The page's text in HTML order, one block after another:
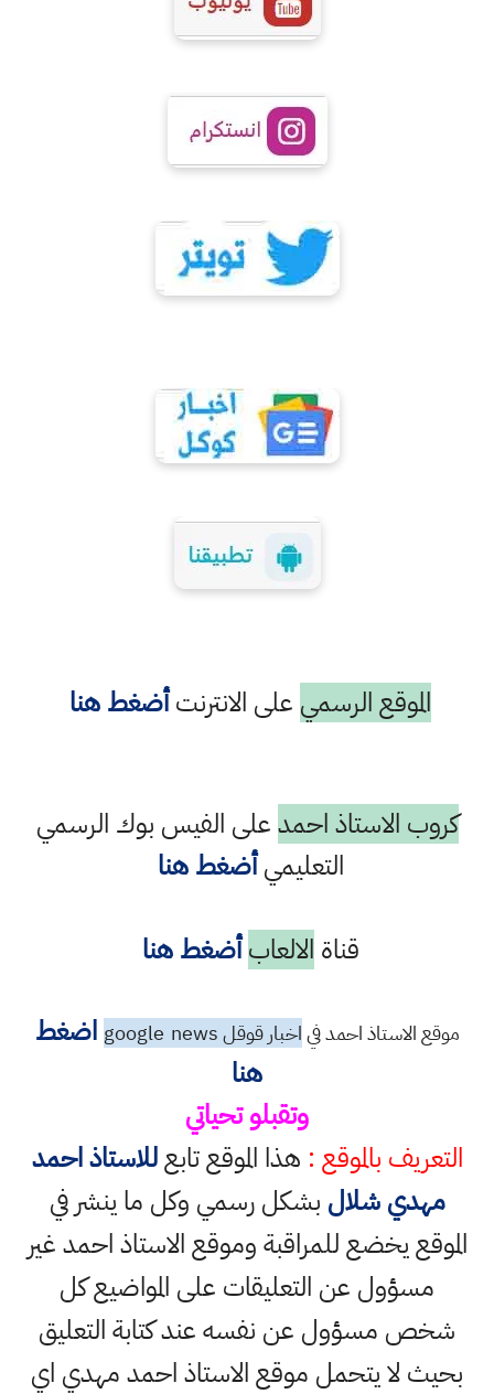
الموقع الرسمي على الانترنتأضغط هنا
كروب الاستاذ احمدعلى الفيس بوك الرسمي
التعليميأضغط هنا
قناة الالعاب أضغط هنا
موقع الاستاذ احمد فياخبار قوقل googlenews
اضغط
هنا
وتقبلو تحياتي
التعريف بالموقع : هذا الموقع تابعللاستاذ احمد
مهدي شلال بشكل رسمي وكل ما ينشر في
الموقع يخضع للمراقبة وموقع الاستاذ احمد غير
مسؤول عن التعليقات على المواضيع كل
شخص مسؤول عن نفسه عند كتابة التعليق
بحيث لا يتحمل موقع الاستاذ احمد مهدي اي